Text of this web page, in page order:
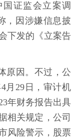
证监会立案调
，因涉嫌信息披
下发的《立案告
原因。不过，公
月29日，审计机
年财务报告出具
相关规定，公司
风险警示，股票